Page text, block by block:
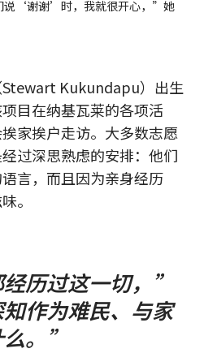
说‘谢谢’时，我就很开心，”她
Kukundapu）出生
目在纳基瓦莱的各项活
家挨户走访。大多数志愿
过深思熟虑的安排：他们
言，而且因为亲身经历
。
历过这一切，”
作为难民、与家
。”